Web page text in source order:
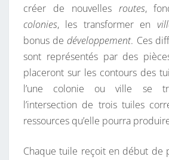
créer de nouvelles routes,
colonies, les transformer en
bonus dedéveloppement. Ces
sont représentés par des
placeront sur les contours des
l’une colonie ou ville se
l’intersection de trois tuiles
ressources qu’elle pourra
Chaque tuile reçoit en début de